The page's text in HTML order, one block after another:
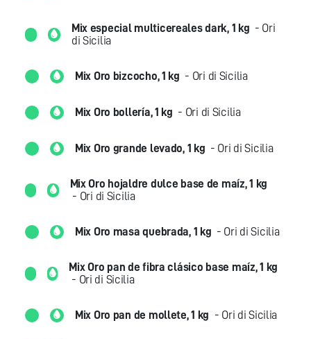
Mix especial multicereales dark, 1 kg - Ori
di Sicilia
Mix Oro bizcocho, 1 kg - Ori di Sicilia
Mix Oro bollería, 1 kg - Ori di Sicilia
Mix Oro grande levado, 1 kg - Ori di Sicilia
Mix Oro hojaldre dulce base de maíz, 1 kg
- Ori di Sicilia
Mix Oro masa quebrada, 1 kg - Ori di Sicilia
Mix Oro pan de fibra clásico base maíz, 1 kg
- Ori di Sicilia
Mix Oro pan de mollete, 1 kg - Ori di Sicilia